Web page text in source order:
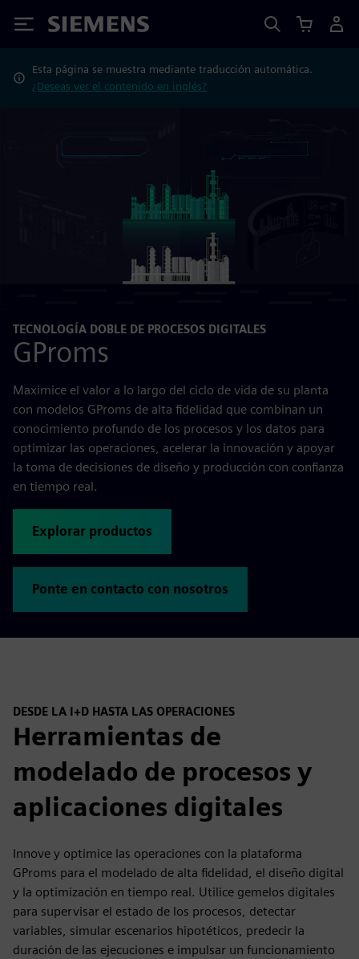
Siemens
Esta página se muestra mediante traducción automática.
¿Deseas ver el contenido en inglés?
TECNOLOGÍA DOBLE DE PROCESOS DIGITALES
GProms
Maximice el valor a lo largo del ciclo de vida de su planta
con modelos GProms de alta fidelidad que combinan un
conocimiento profundo de los procesos y los datos para
optimizar las operaciones, acelerar la innovación y apoyar
la toma de decisiones de diseño y producción con confianza
en tiempo real.
Explorar productos
Ponte en contacto con nosotros
DESDE LA I+D HASTA LAS OPERACIONES
Herramientas de
modelado de procesos y
aplicaciones digitales
Innove y optimice las operaciones con la plataforma
GProms para el modelado de alta fidelidad, el diseño digital
y la optimización en tiempo real. Utilice gemelos digitales
para supervisar el estado de los procesos, detectar
variables, simular escenarios hipotéticos, predecir la
duración de las ejecuciones e impulsar un funcionamiento